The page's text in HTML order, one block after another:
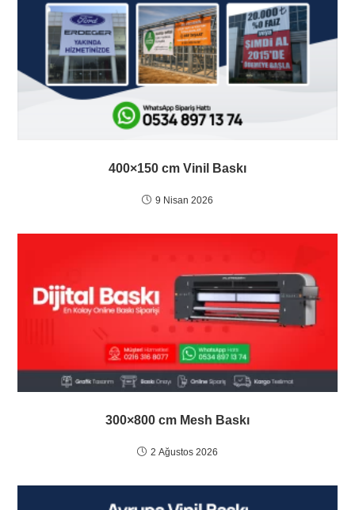
400×150 cm Vinil Baskı
9 Nisan 2026
300×800 cm Mesh Baskı
2 Ağustos 2026